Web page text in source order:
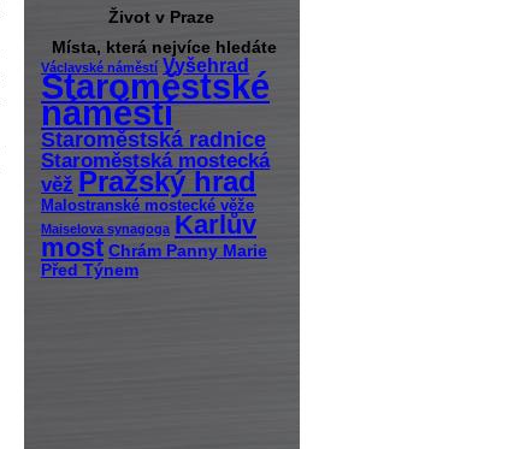
Život v Praze
Místa, která nejvíce hledáte
Václavské náměstí Vyšehrad
Staroměstské
náměstí
Staroměstská radnice
Staroměstská mostecká
věž Pražský hrad
Malostranské mostecké věže
Maiselova synagoga Karlův
most Chrám Panny Marie
Před Týnem